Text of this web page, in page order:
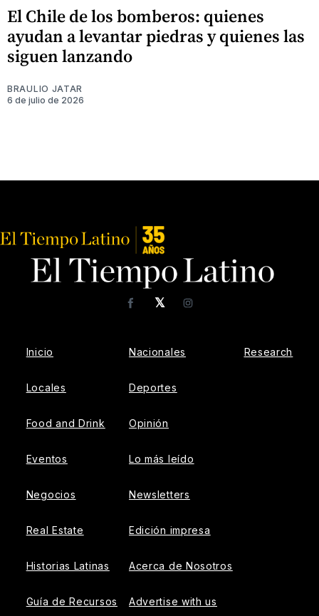
El Chile de los bomberos: quienes
ayudan a levantar piedras y quienes las
siguen lanzando
BRAULIO JATAR
6 de julio de 2026
𝕏
FacebookInstagram
Inicio
Locales
Food and Drink
Eventos
Negocios
Real Estate
Historias Latinas
Guía de Recursos
Nacionales
Deportes
Opinión
Lo más leído
Newsletters
Edición impresa
Acerca de Nosotros
Advertise with us
Research